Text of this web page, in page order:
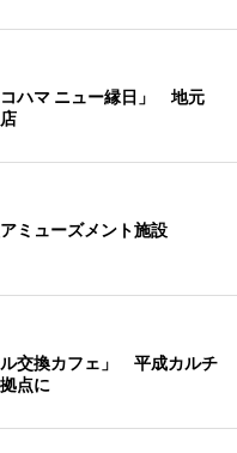
ハマ ニュー縁日」 地元
ミューズメント施設
交換カフェ」 平成カルチ
点に